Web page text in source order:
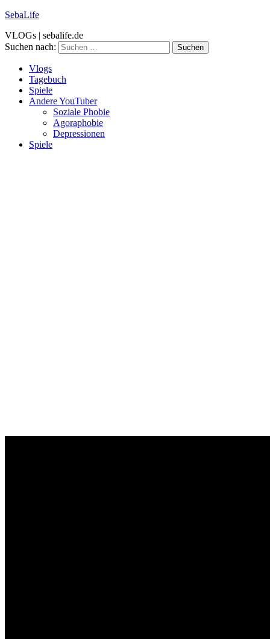
SebaLife
VLOGs | sebalife.de
Suchen nach:
Vlogs
Tagebuch
Spiele
Andere YouTuber
Soziale Phobie
Agoraphobie
Depressionen
Spiele